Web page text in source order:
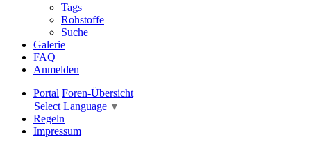
Tags
Rohstoffe
Suche
Galerie
FAQ
Anmelden
Portal Foren-Übersicht
Select Language ▼
Regeln
Impressum